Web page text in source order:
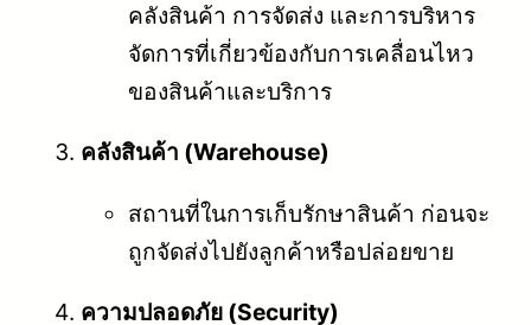
คลังสินค้า การจัดส่ง และการบริหาร
จัดการที่เกี่ยวข้องกับการเคลื่อนไหว
ของสินค้าและบริการ
คลังสินค้า (Warehouse)
สถานที่ในการเก็บรักษาสินค้า ก่อนจะ
ถูกจัดส่งไปยังลูกค้าหรือปล่อยขาย
ความปลอดภัย (Security)